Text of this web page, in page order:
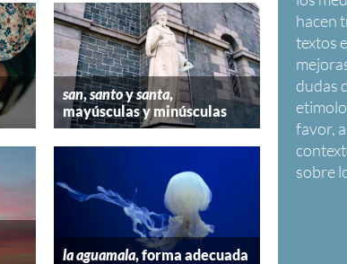
san,santoysanta,
mayúsculas y minúsculas
la aguamala, forma adecuada